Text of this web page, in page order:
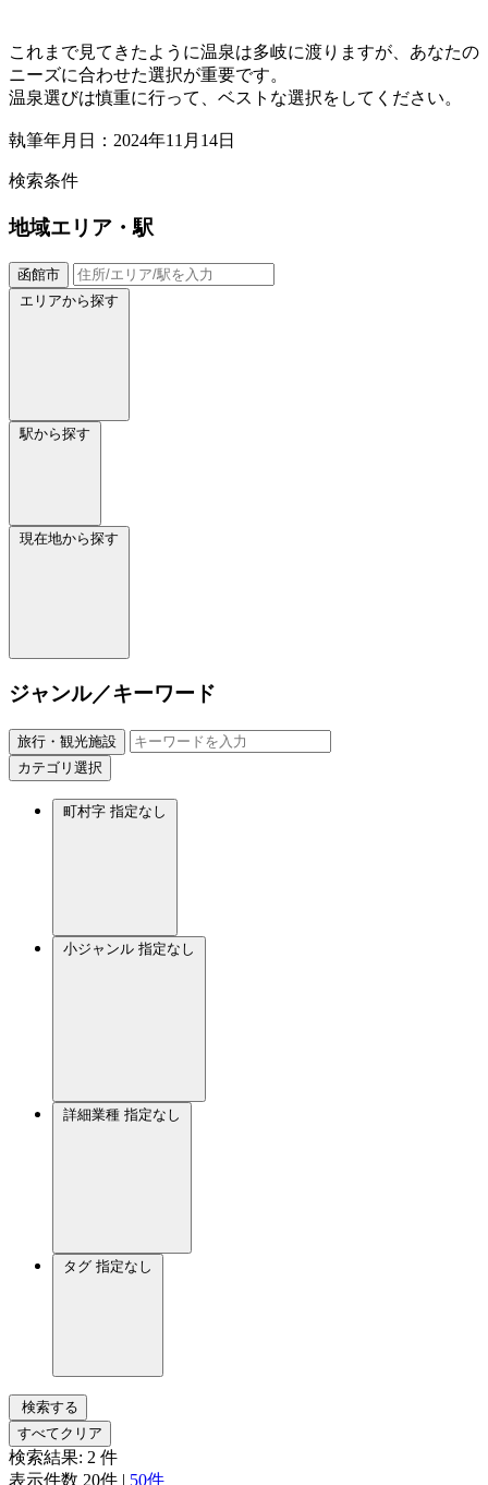
これまで見てきたように温泉は多岐に渡りますが、あなたの
ニーズに合わせた選択が重要です。
温泉選びは慎重に行って、ベストな選択をしてください。
執筆年月日：2024年11月14日
検索条件
地域エリア・駅
函館市
エリアから探す
駅から探す
現在地から探す
ジャンル／キーワード
旅行・観光施設
カテゴリ選択
町村字 指定なし
小ジャンル 指定なし
詳細業種 指定なし
タグ 指定なし
検索する
すべてクリア
検索結果: 2 件
表示件数 20件 | 50件